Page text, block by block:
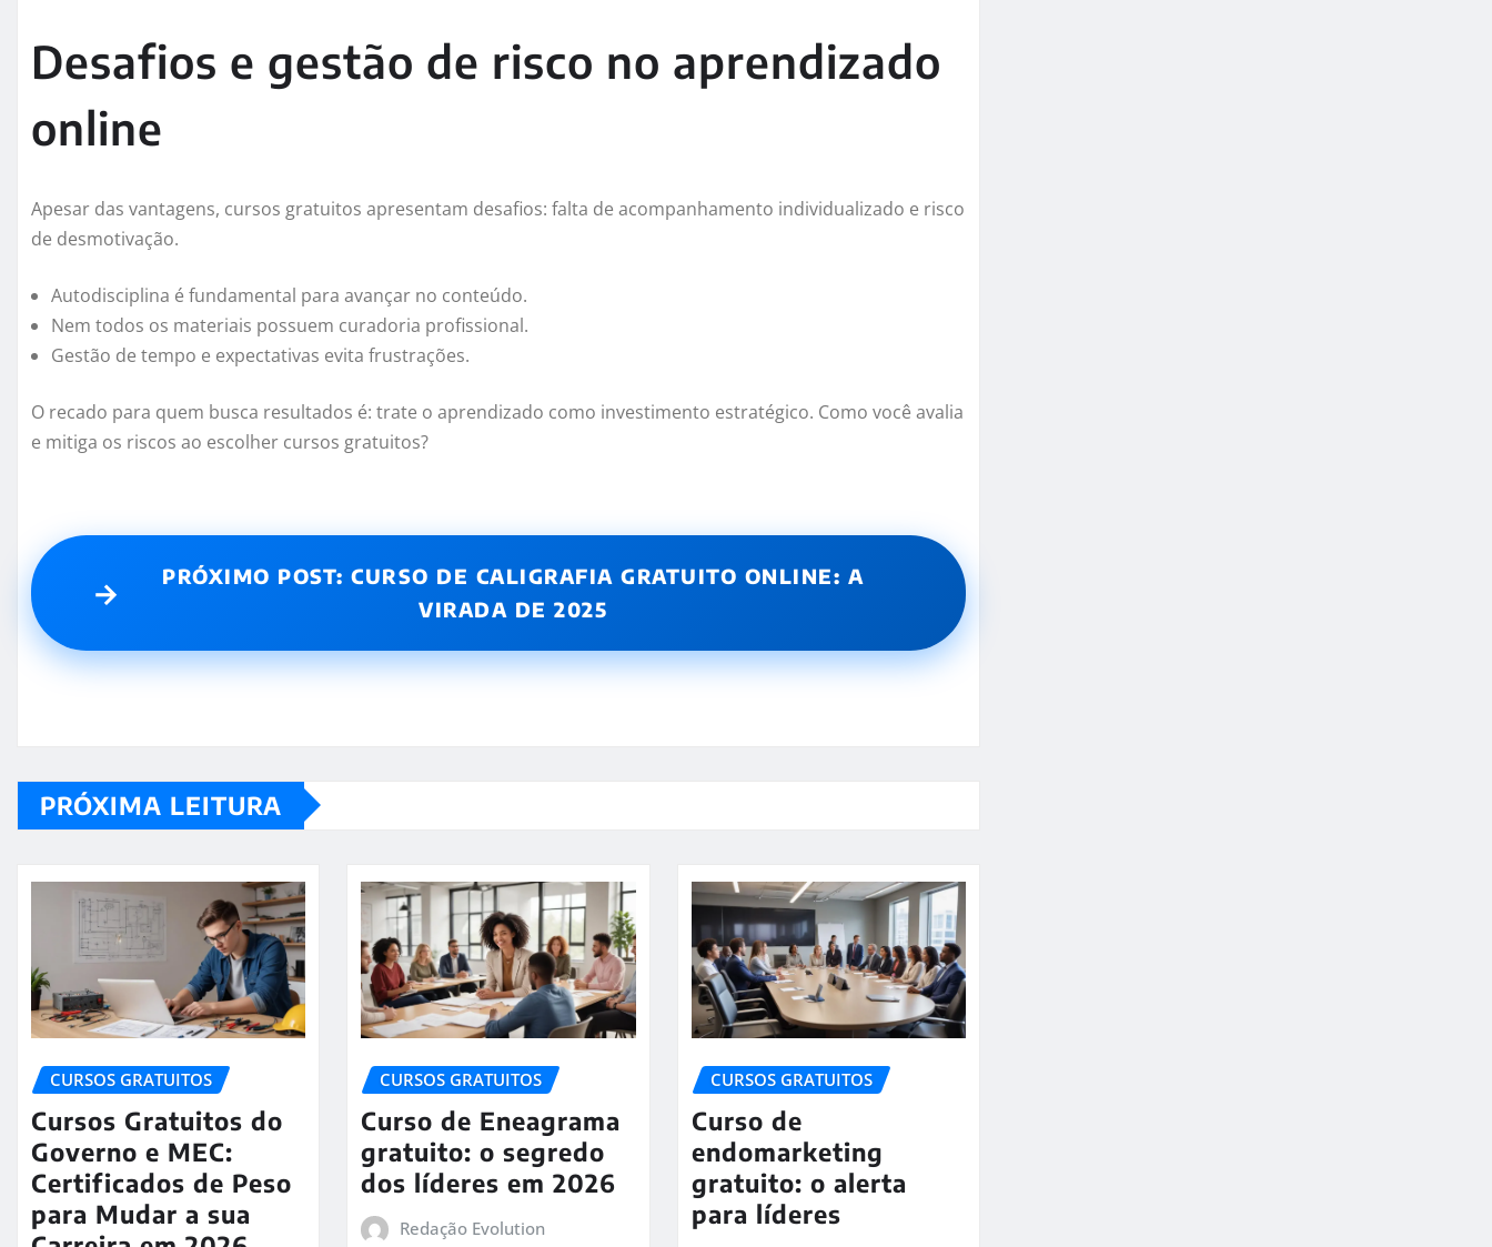
Desafios e gestão de risco no aprendizado
online
Apesar das vantagens, cursos gratuitos apresentam desafios: falta de acompanhamento individualizado e risco
de desmotivação.
Autodisciplina é fundamental para avançar no conteúdo.
Nem todos os materiais possuem curadoria profissional.
Gestão de tempo e expectativas evita frustrações.
O recado para quem busca resultados é: trate o aprendizado como investimento estratégico. Como você avalia
e mitiga os riscos ao escolher cursos gratuitos?
→
PRÓXIMO POST: CURSO DE CALIGRAFIA GRATUITO ONLINE: A
VIRADA DE 2025
PRÓXIMA LEITURA
CURSOS GRATUITOS
Cursos Gratuitos do
Governo e MEC:
Certificados de Peso
para Mudar a sua
CURSOS GRATUITOS
Curso de Eneagrama
gratuito: o segredo
dos líderes em 2026
Redação Evolution
CURSOS GRATUITOS
Curso de
endomarketing
gratuito: o alerta
para líderes